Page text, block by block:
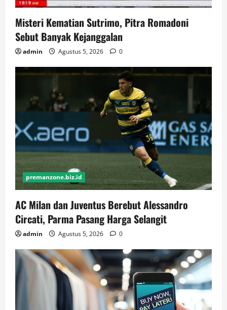
Misteri Kematian Sutrimo, Pitra Romadoni
Sebut Banyak Kejanggalan
admin Agustus 5, 2026 0
premanzone.biz.id
AC Milan dan Juventus Berebut Alessandro
Circati, Parma Pasang Harga Selangit
admin Agustus 5, 2026 0